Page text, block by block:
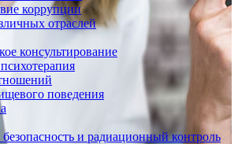
коррупции
отраслей
консультирование
поведения
и радиационный контроль